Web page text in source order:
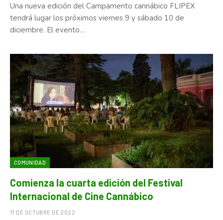
Una nueva edición del Campamento cannábico FLIPEX
tendrá lugar los próximos viernes 9 y sábado 10 de
diciembre. El evento…
COMUNIDAD
Comienza la cuarta edición del Festival
Internacional de Cine Cannábico
17 DE OCTUBRE DE 2022